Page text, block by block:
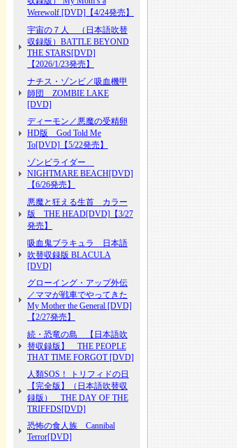
Werewolf [DVD]【4/24発売】
宇宙の７人 （日本語吹替
収録版）BATTLE BEYOND
THE STARS[DVD]
【2026/1/23発売】
ナチス・ゾンビ／吸血機甲
師団 ZOMBIE LAKE
[DVD]
ディーモン／悪魔の受精卵
HD版 God Told Me
To[DVD]【5/22発売】
ゾンビライダー
NIGHTMARE BEACH[DVD]
【6/26発売】
悪魔と狂える生首 カラー
版 THE HEAD[DVD]【3/27
発売】
吸血鬼ブラキュラ 日本語
吹替収録版 BLACULA
[DVD]
グローイング・アップ外伝
／ママが戦車でやってきた
My Mother the General [DVD]
【2/27発売】
続・恐竜の島 【日本語吹
替収録版】 THE PEOPLE
THAT TIME FORGOT [DVD]
人類SOS！ トリフィドの日
【完全版】（日本語吹替収
録版） THE DAY OF THE
TRIFFDS[DVD]
恐怖の食人族 Cannibal
Terror[DVD]